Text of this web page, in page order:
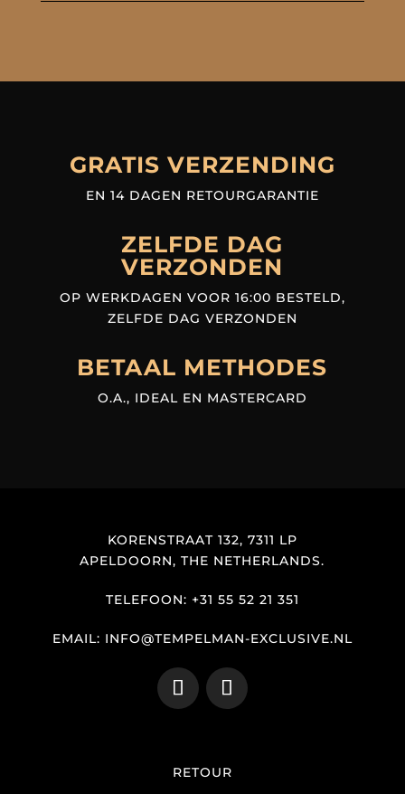
GRATIS VERZENDING
EN 14 DAGEN RETOURGARANTIE
ZELFDE DAG
VERZONDEN
OP WERKDAGEN VOOR 16:00 BESTELD,
ZELFDE DAG VERZONDEN
BETAAL METHODES
O.A., IDEAL EN MASTERCARD
KORENSTRAAT 132, 7311 LP
APELDOORN, THE NETHERLANDS.
TELEFOON: +31 55 52 21 351
EMAIL: INFO@TEMPELMAN-EXCLUSIVE.NL
RETOUR